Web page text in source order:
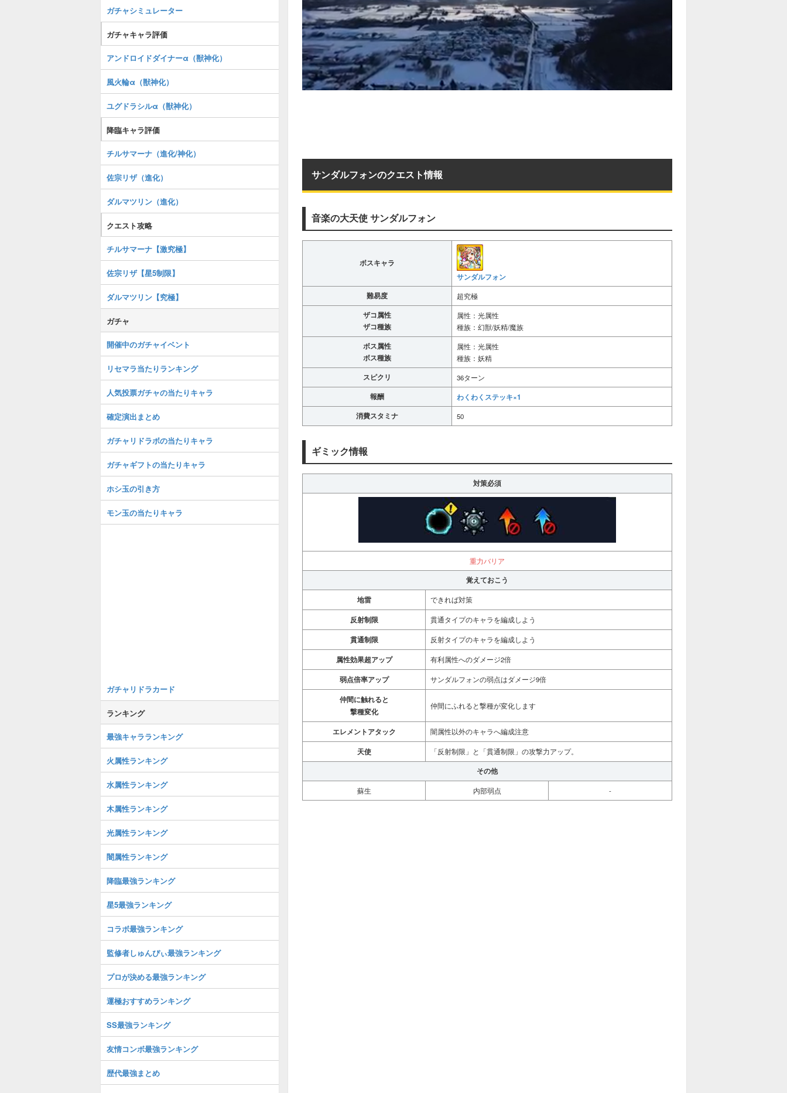
サンダルフォンのクエスト情報
音楽の大天使 サンダルフォン
ボスキャラ
サンダルフォン
難易度 超究極
ザコ属性
ザコ種族
属性：光属性
種族：幻獣/妖精/魔族
ボス属性
ボス種族
属性：光属性
種族：妖精
スピクリ 36ターン
報酬 わくわくステッキ×1
消費スタミナ 50
ギミック情報
対策必須
重力バリア
覚えておこう
地雷
できれば対策
反射制限 貫通タイプのキャラを編成しよう
貫通制限 反射タイプのキャラを編成しよう
属性効果超アップ 有利属性へのダメージ2倍
弱点倍率アップ サンダルフォンの弱点はダメージ9倍
仲間に触れると
撃種変化
仲間にふれると撃種が変化します
エレメントアタック 闇属性以外のキャラへ編成注意
天使 「反射制限」と「貫通制限」の攻撃力アップ。
その他
蘇生 内部弱点 -
ガチャシミュレーター
ガチャキャラ評価
アンドロイドダイナーα（獣神化）
風火輪α（獣神化）
ユグドラシルα（獣神化）
降臨キャラ評価
チルサマーナ（進化/神化）
佐宗リザ（進化）
ダルマツリン（進化）
クエスト攻略
チルサマーナ【激究極】
佐宗リザ【星5制限】
ダルマツリン【究極】
ガチャ
開催中のガチャイベント
リセマラ当たりランキング
人気投票ガチャの当たりキャラ
確定演出まとめ
ガチャリドラボの当たりキャラ
ガチャギフトの当たりキャラ
ホシ玉の引き方
モン玉の当たりキャラ
ガチャリドラカード
ランキング
最強キャラランキング
火属性ランキング
水属性ランキング
木属性ランキング
光属性ランキング
闇属性ランキング
降臨最強ランキング
星5最強ランキング
コラボ最強ランキング
監修者しゅんぴぃ最強ランキング
プロが決める最強ランキング
運極おすすめランキング
SS最強ランキング
友情コンボ最強ランキング
歴代最強まとめ